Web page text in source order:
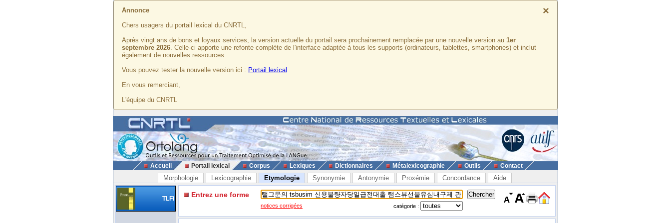
×
Annonce
Chers usagers du portail lexical du CNRTL,
Après vingt ans de bons et loyaux services, la version actuelle du portail sera prochainement remplacée par une nouvelle version au 1er
septembre 2026. Celle-ci apporte une refonte complète de l'interface adaptée à tous les supports (ordinateurs, tablettes, smartphones) et inclut
également de nouvelles ressources.
Vous pouvez tester la nouvelle version ici : Portail lexical
En vous remerciant,
L'équipe du CNRTL
Accueil Portail lexical Corpus Lexiques Dictionnaires Métalexicographie Outils Contact
Morphologie Lexicographie Etymologie Synonymie Antonymie Proxémie Concordance Aide
TLFi Entrez une forme
notices corrigées catégorie :